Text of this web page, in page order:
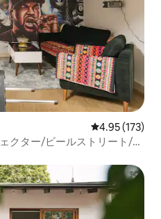
レビュー173
4.95 (173)
クター/ビールストリート/ナ